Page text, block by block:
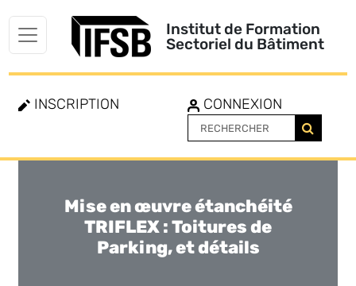
Institut de Formation
Sectoriel du Bâtiment
INSCRIPTION CONNEXION
Toggle
navigation
Mise en œuvre étanchéité
TRIFLEX : Toitures de
Parking, et détails